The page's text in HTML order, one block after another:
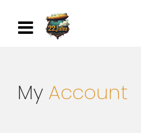
My Account